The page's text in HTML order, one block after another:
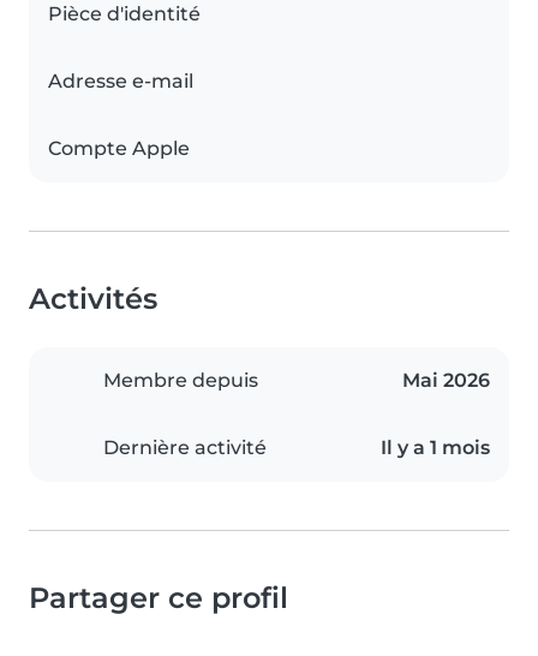
Pièce d'identité
Adresse e-mail
Compte Apple
Activités
Membre depuis Mai 2026
Dernière activité Il y a 1 mois
Partager ce profil